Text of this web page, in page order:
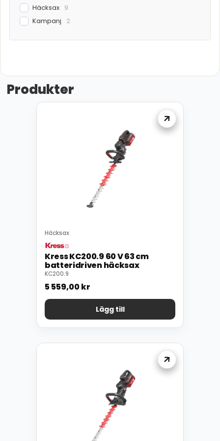
Häcksax 9
Kampanj
2
Produkter
Häcksax
Kress KC200.9 60 V 63 cm
batteridriven häcksax
KC200.9
5 559,00kr
Lägg till